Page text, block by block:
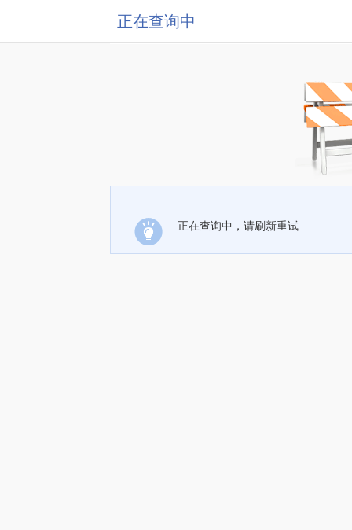
正在查询中
正在查询中，请刷新重试